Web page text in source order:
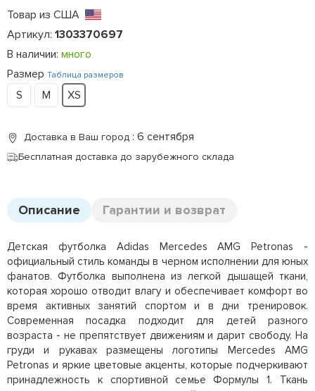
Товар из США
Артикул: 1303370697
В наличии: много
Размер Таблица размеров
S M XS
Доставка в Ваш город : 6 сентября
Бесплатная доставка до зарубежного склада
Описание Гарантии и возврат
Детская футболка Adidas Mercedes AMG Petronas -
официальный стиль команды в черном исполнении для юных
фанатов. Футболка выполнена из легкой дышащей ткани,
которая хорошо отводит влагу и обеспечивает комфорт во
время активных занятий спортом и в дни тренировок.
Современная посадка подходит для детей разного
возраста - не препятствует движениям и дарит свободу. На
груди и рукавах размещены логотипы Mercedes AMG
Petronas и яркие цветовые акценты, которые подчеркивают
принадлежность к спортивной семье Формулы 1. Ткань